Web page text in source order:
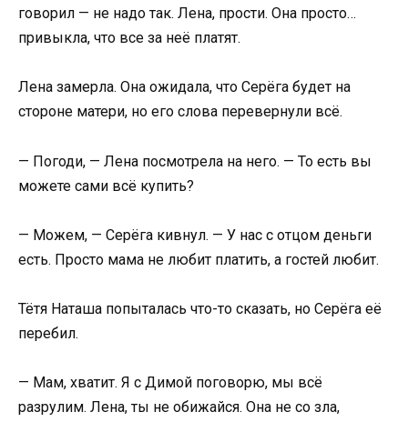
говорил — не надо так. Лена, прости. Она просто…
привыкла, что все за неё платят.
Лена замерла. Она ожидала, что Серёга будет на
стороне матери, но его слова перевернули всё.
— Погоди, — Лена посмотрела на него. — То есть вы
можете сами всё купить?
— Можем, — Серёга кивнул. — У нас с отцом деньги
есть. Просто мама не любит платить, а гостей любит.
Тётя Наташа попыталась что-то сказать, но Серёга её
перебил.
— Мам, хватит. Я с Димой поговорю, мы всё
разрулим. Лена, ты не обижайся. Она не со зла,